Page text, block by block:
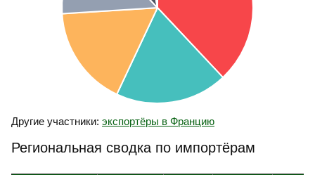
Другие участники: экспортёры в Францию
Региональная сводка по импортёрам